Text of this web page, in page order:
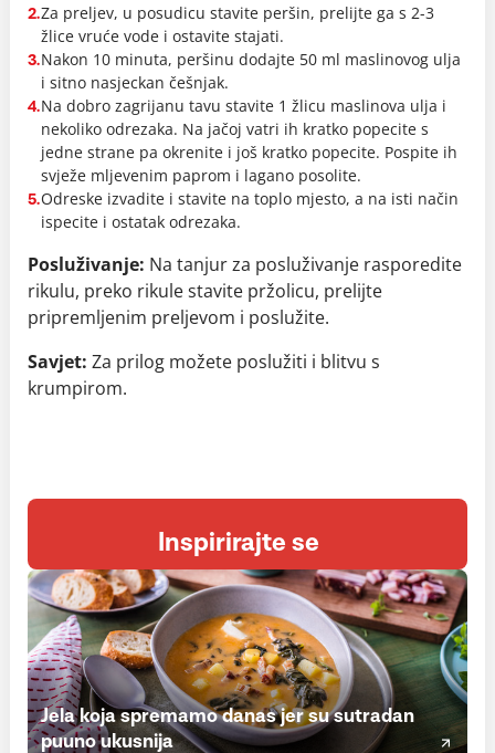
2.Za preljev, u posudicu stavite peršin, prelijte ga s 2-3
žlice vruće vode i ostavite stajati.
3.Nakon 10 minuta, peršinu dodajte 50 ml maslinovog ulja
i sitno nasjeckan češnjak.
4.Na dobro zagrijanu tavu stavite 1 žlicu maslinova ulja i
nekoliko odrezaka. Na jačoj vatri ih kratko popecite s
jedne strane pa okrenite i još kratko popecite. Pospite ih
svježe mljevenim paprom i lagano posolite.
5.Odreske izvadite i stavite na toplo mjesto, a na isti način
ispecite i ostatak odrezaka.
Posluživanje: Na tanjur za posluživanje rasporedite
rikulu, preko rikule stavite pržolicu, prelijte
pripremljenim preljevom i poslužite.
Savjet: Za prilog možete poslužiti i blitvu s
krumpirom.
Inspirirajte se
Jela koja spremamo danas jer su sutradan
puuno ukusnija